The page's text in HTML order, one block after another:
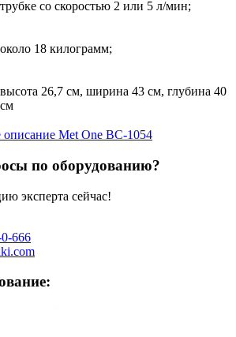
трубке со скоростью 2 или 5 л/мин;
около 18 килограмм;
высота 26,7 см, ширина 43 см, глубина 40
см
описание Met One BC-1054
по оборудованию?
эксперта сейчас!
666